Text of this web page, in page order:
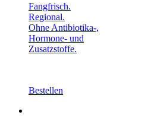
Fangfrisch.
Regional.
Ohne Antibiotika-,
Hormone- und
Zusatzstoffe.
Bestellen